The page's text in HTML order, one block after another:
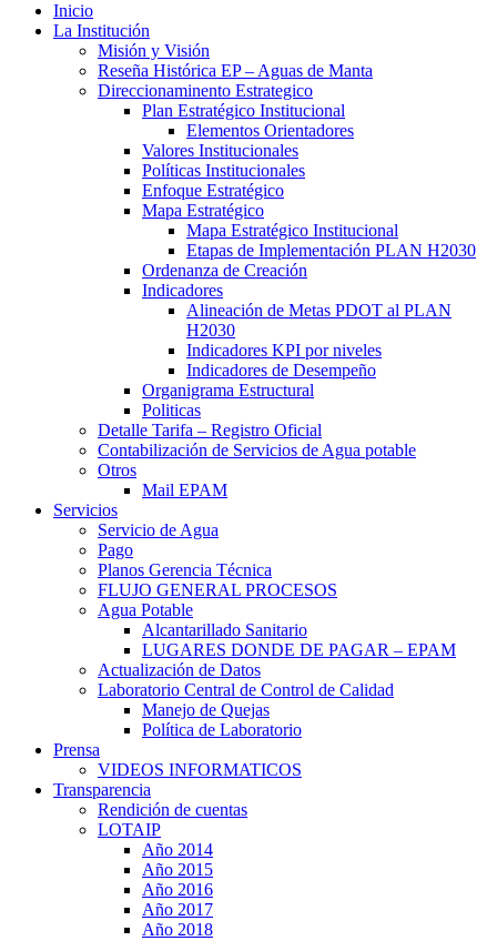
Inicio
La Institución
Misión y Visión
Reseña Histórica EP – Aguas de Manta
Direccionaminento Estrategico
Plan Estratégico Institucional
Elementos Orientadores
Valores Institucionales
Políticas Institucionales
Enfoque Estratégico
Mapa Estratégico
Mapa Estratégico Institucional
Etapas de Implementación PLAN H2030
Ordenanza de Creación
Indicadores
Alineación de Metas PDOT al PLAN
H2030
Indicadores KPI por niveles
Indicadores de Desempeño
Organigrama Estructural
Politicas
Detalle Tarifa – Registro Oficial
Contabilización de Servicios de Agua potable
Otros
Mail EPAM
Servicios
Servicio de Agua
Pago
Planos Gerencia Técnica
FLUJO GENERAL PROCESOS
Agua Potable
Alcantarillado Sanitario
LUGARES DONDE DE PAGAR – EPAM
Actualización de Datos
Laboratorio Central de Control de Calidad
Manejo de Quejas
Política de Laboratorio
Prensa
VIDEOS INFORMATICOS
Transparencia
Rendición de cuentas
LOTAIP
Año 2014
Año 2015
Año 2016
Año 2017
Año 2018